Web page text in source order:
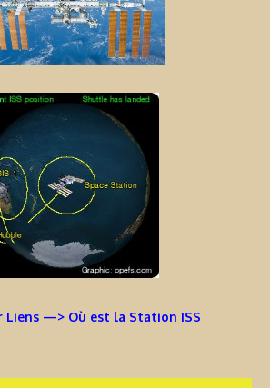
Liens —> Où est la Station ISS